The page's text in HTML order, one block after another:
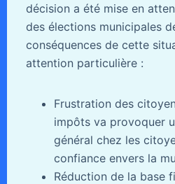
décision a été mise en
des élections municipales
conséquences de cette
attention particulière :
Frustration des
impôts va provoquer
général chez les
confiance envers la
Réduction de la base